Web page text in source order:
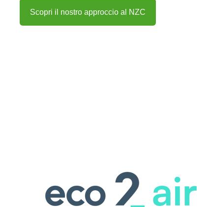
Scopri il nostro approccio al NZC